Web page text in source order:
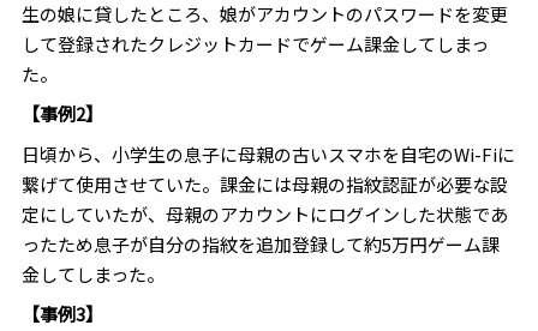
生の娘に貸したところ、娘がアカウントのパスワードを変更
して登録されたクレジットカードでゲーム課金してしまっ
た。
【事例2】
日頃から、小学生の息子に母親の古いスマホを自宅のWi-Fiに
繋げて使用させていた。課金には母親の指紋認証が必要な設
定にしていたが、母親のアカウントにログインした状態であ
ったため息子が自分の指紋を追加登録して約5万円ゲーム課
金してしまった。
【事例3】